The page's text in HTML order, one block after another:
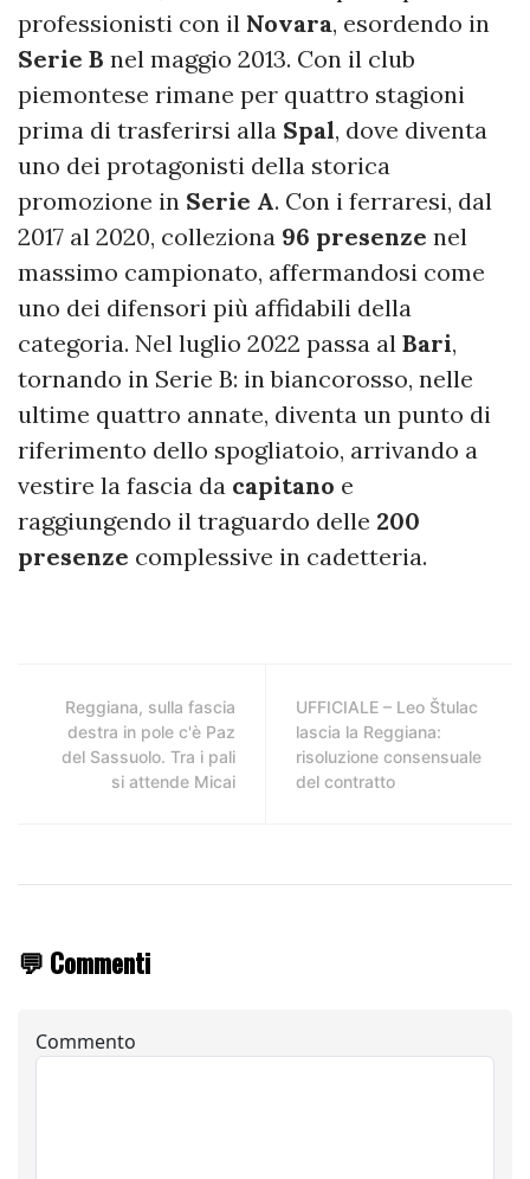
professionisti con il Novara, esordendo in
Serie B nel maggio 2013. Con il club
piemontese rimane per quattro stagioni
prima di trasferirsi alla Spal, dove diventa
uno dei protagonisti della storica
promozione in Serie A. Con i ferraresi, dal
2017 al 2020, colleziona 96 presenze nel
massimo campionato, affermandosi come
uno dei difensori più affidabili della
categoria. Nel luglio 2022 passa al Bari,
tornando in Serie B: in biancorosso, nelle
ultime quattro annate, diventa un punto di
riferimento dello spogliatoio, arrivando a
vestire la fascia da capitano e
raggiungendo il traguardo delle 200
presenze complessive in cadetteria.
Reggiana, sulla fascia
destra in pole c'è Paz
del Sassuolo. Tra i pali
si attende Micai
UFFICIALE – Leo Štulac
lascia la Reggiana:
risoluzione consensuale
del contratto
💬 Commenti